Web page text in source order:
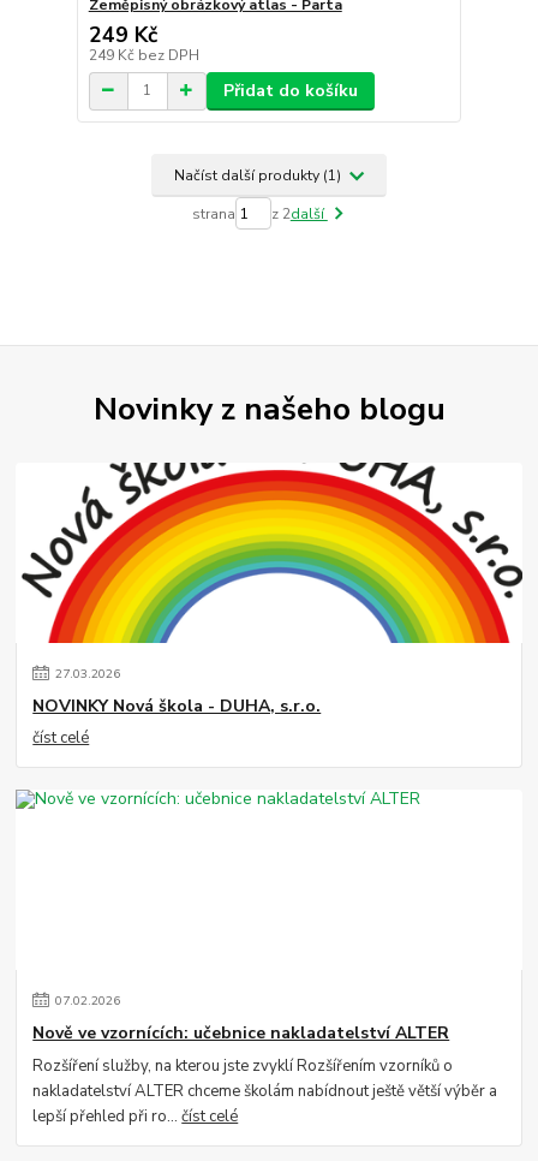
Zeměpisný obrázkový atlas - Parta
249 Kč
249 Kč bez DPH
Přidat do košíku
Načíst další produkty (1)
strana z 2další
Novinky z našeho blogu
27.03.2026
NOVINKY Nová škola - DUHA, s.r.o.
číst celé
07.02.2026
Nově ve vzornících: učebnice nakladatelství ALTER
Rozšíření služby, na kterou jste zvyklí Rozšířením vzorníků o
nakladatelství ALTER chceme školám nabídnout ještě větší výběr a
lepší přehled při ro...číst celé